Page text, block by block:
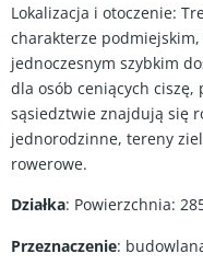
Lokalizacja i otoczenie:
charakterze
jednoczesnym szybkim
dla osób ceniących
sąsiedztwie znajdują się
jednorodzinne, tereny
rowerowe.
Działka: Powierzchnia:
Przeznaczenie: